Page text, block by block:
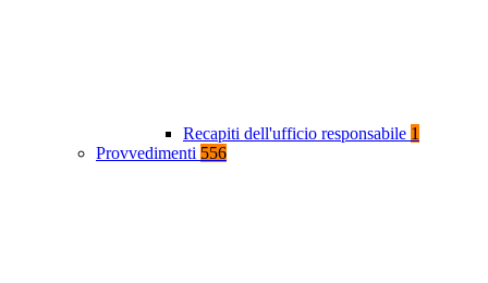
Recapiti dell'ufficio responsabile 1
Provvedimenti 556